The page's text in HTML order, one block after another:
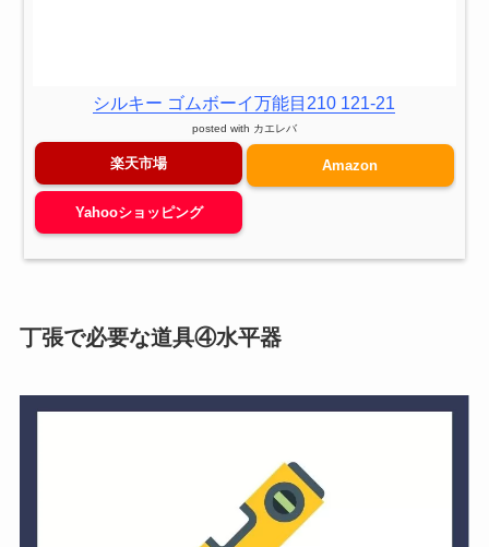
シルキー ゴムボーイ万能目210 121-21
posted with カエレバ
楽天市場 Amazon
Yahooショッピング
丁張で必要な道具④水平器